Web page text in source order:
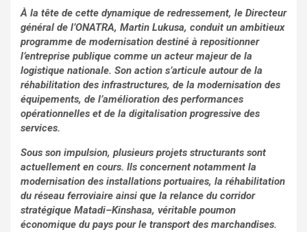
À la tête de cette dynamique de redressement, le Directeur
général de l’ONATRA, Martin Lukusa, conduit un ambitieux
programme de modernisation destiné à repositionner
l’entreprise publique comme un acteur majeur de la
logistique nationale. Son action s’articule autour de la
réhabilitation des infrastructures, de la modernisation des
équipements, de l’amélioration des performances
opérationnelles et de la digitalisation progressive des
services.
Sous son impulsion, plusieurs projets structurants sont
actuellement en cours. Ils concernent notamment la
modernisation des installations portuaires, la réhabilitation
du réseau ferroviaire ainsi que la relance du corridor
stratégique Matadi–Kinshasa, véritable poumon
économique du pays pour le transport des marchandises.